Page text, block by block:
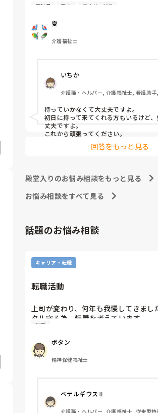
介護職経験は、デイケア、グループホ
き参考にさせてくださいませ
正社員 新人 デイサービス
夏
介護福祉士
いちか
介護職・ヘルパー, 介護福祉士, 看護助
持っていかなくて大丈夫ですよ。
初日に持って来てくれる方もいるけど
丈夫ですよ。
これから頑張ってください。
回答をもっと見る
殿堂入りのお悩み相談をもっと見る
お悩み相談をすべて見る
話題のお悩み相談
キャリア・転職
転職活動
上司が変わり、何年も我慢してきまし
タル守る為、転職を考えています。
納得できる仕事に出会うまでの間
②系列の他職場に移動する
皆さんならどうしますか？
転職
ボタン
精神保健福祉士
ベテルギウスⅡ
介護職・ヘルパー, 介護福祉士, 従来型